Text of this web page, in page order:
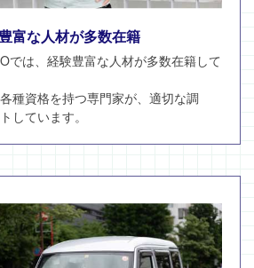
富な人材が多数在籍
では、経験豊富な人材が多数在籍して
種資格を持つ専門家が、適切な調
しています。